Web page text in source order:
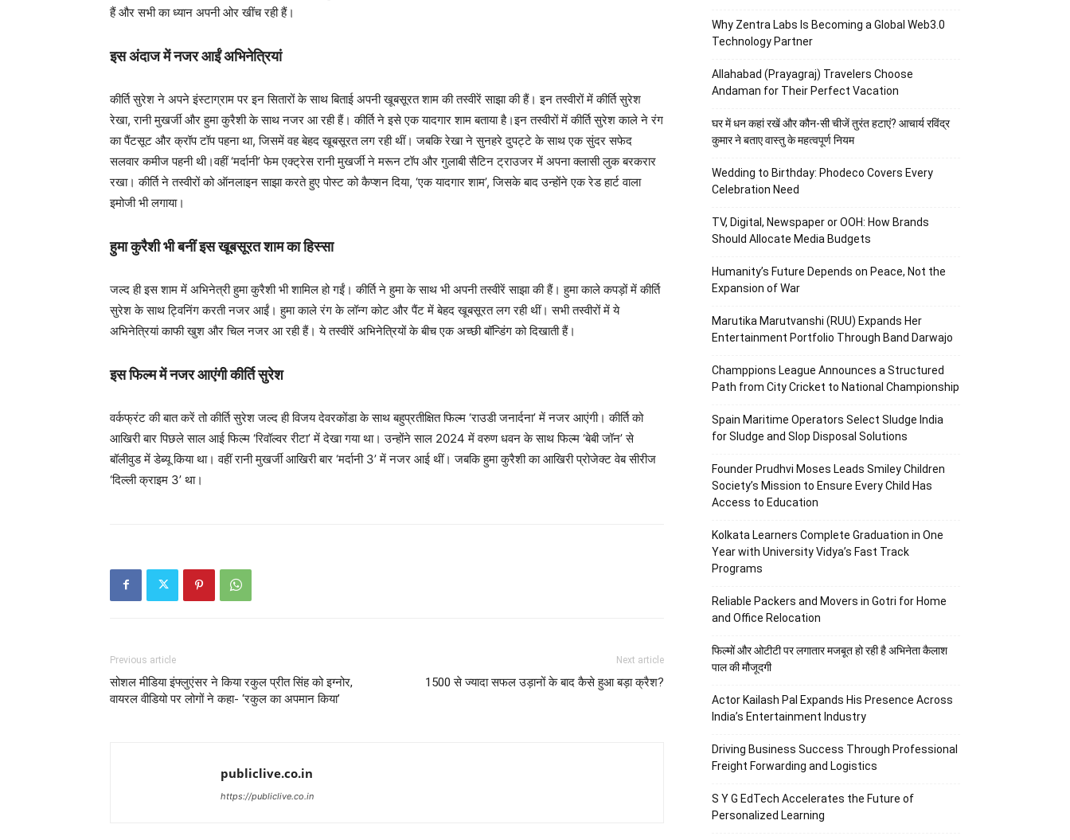
हैं और सभी का ध्यान अपनी ओर खींच रही हैं।
इस अंदाज में नजर आईं अभिनेत्रियां
कीर्ति सुरेश ने अपने इंस्टाग्राम पर इन सितारों के साथ बिताई अपनी खूबसूरत शाम की तस्वीरें साझा की हैं। इन तस्वीरों में कीर्ति सुरेश
रेखा, रानी मुखर्जी और हुमा कुरैशी के साथ नजर आ रही हैं। कीर्ति ने इसे एक यादगार शाम बताया है।इन तस्वीरों में कीर्ति सुरेश काले ने रंग
का पैंटसूट और क्रॉप टॉप पहना था, जिसमें वह बेहद खूबसूरत लग रही थीं। जबकि रेखा ने सुनहरे दुपट्टे के साथ एक सुंदर सफेद
सलवार कमीज पहनी थी।वहीं ‘मर्दानी’ फेम एक्ट्रेस रानी मुखर्जी ने मरून टॉप और गुलाबी सैटिन ट्राउजर में अपना क्लासी लुक बरकरार
रखा। कीर्ति ने तस्वीरों को ऑनलाइन साझा करते हुए पोस्ट को कैप्शन दिया, ‘एक यादगार शाम’, जिसके बाद उन्होंने एक रेड हार्ट वाला
इमोजी भी लगाया।
हुमा कुरैशी भी बनीं इस खूबसूरत शाम का हिस्सा
जल्द ही इस शाम में अभिनेत्री हुमा कुरैशी भी शामिल हो गईं। कीर्ति ने हुमा के साथ भी अपनी तस्वीरें साझा की हैं। हुमा काले कपड़ों में कीर्ति
सुरेश के साथ ट्विनिंग करती नजर आईं। हुमा काले रंग के लॉन्ग कोट और पैंट में बेहद खूबसूरत लग रही थीं। सभी तस्वीरों में ये
अभिनेत्रियां काफी खुश और चिल नजर आ रही हैं। ये तस्वीरें अभिनेत्रियों के बीच एक अच्छी बॉन्डिंग को दिखाती हैं।
इस फिल्म में नजर आएंगी कीर्ति सुरेश
वर्कफ्रंट की बात करें तो कीर्ति सुरेश जल्द ही विजय देवरकोंडा के साथ बहुप्रतीक्षित फिल्म ‘राउडी जनार्दना’ में नजर आएंगी। कीर्ति को
आखिरी बार पिछले साल आई फिल्म ‘रिवॉल्वर रीटा’ में देखा गया था। उन्होंने साल 2024 में वरुण धवन के साथ फिल्म ‘बेबी जॉन’ से
बॉलीवुड में डेब्यू किया था। वहीं रानी मुखर्जी आखिरी बार ‘मर्दानी 3’ में नजर आई थीं। जबकि हुमा कुरैशी का आखिरी प्रोजेक्ट वेब सीरीज
‘दिल्ली क्राइम 3’ था।
Previous article
सोशल मीडिया इंफ्लुएंसर ने किया रकुल प्रीत सिंह को इग्नोर,
वायरल वीडियो पर लोगों ने कहा- ‘रकुल का अपमान किया’
Next article
1500 से ज्यादा सफल उड़ानों के बाद कैसे हुआ बड़ा क्रैश?
publiclive.co.in
https://publiclive.co.in
Why Zentra Labs Is Becoming a Global Web3.0
Technology Partner
Allahabad (Prayagraj) Travelers Choose
Andaman for Their Perfect Vacation
घर में धन कहां रखें और कौन-सी चीजें तुरंत हटाएं? आचार्य रविंद्र
कुमार ने बताए वास्तु के महत्वपूर्ण नियम
Wedding to Birthday: Phodeco Covers Every
Celebration Need
TV, Digital, Newspaper or OOH: How Brands
Should Allocate Media Budgets
Humanity’s Future Depends on Peace, Not the
Expansion of War
Marutika Marutvanshi (RUU) Expands Her
Entertainment Portfolio Through Band Darwajo
Champpions League Announces a Structured
Path from City Cricket to National Championship
Spain Maritime Operators Select Sludge India
for Sludge and Slop Disposal Solutions
Founder Prudhvi Moses Leads Smiley Children
Society’s Mission to Ensure Every Child Has
Access to Education
Kolkata Learners Complete Graduation in One
Year with University Vidya’s Fast Track
Programs
Reliable Packers and Movers in Gotri for Home
and Office Relocation
फिल्मों और ओटीटी पर लगातार मजबूत हो रही है अभिनेता कैलाश
पाल की मौजूदगी
Actor Kailash Pal Expands His Presence Across
India’s Entertainment Industry
Driving Business Success Through Professional
Freight Forwarding and Logistics
S Y G EdTech Accelerates the Future of
Personalized Learning